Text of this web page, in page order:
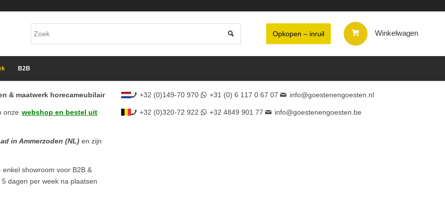
Opkopen – inruil Winkelwagen
B2B
& maatwerk horecameubilair
onze webshop en bestel uit
in Ammerzoden (NL) en zijn
enkel showroom voor B2B &
dagen per week na plaatsen
+32 (0)149-70 970 +31 (0) 6 117 0 67 07 info@goestenengoesten.nl
+32 (0)320-72 922 +32 4849 901 77 info@goestenengoesten.be